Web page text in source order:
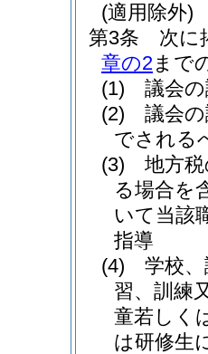
(適用除外)
第3条
次に
章の2まで
(1)
議会
(2)
議会
でされる
(3)
地方
る場合を
いて当該
指導
(4)
学校
習、訓練
童若しく
は研修生